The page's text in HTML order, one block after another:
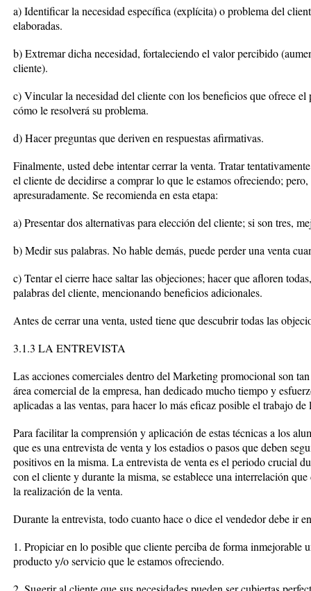
a) Identificar la necesidad específica (explícita) o problema del
elaboradas.
b) Extremar dicha necesidad, fortaleciendo el valor percibido
cliente).
c) Vincular la necesidad del cliente con los beneficios que ofrece
cómo le resolverá su problema.
d) Hacer preguntas que deriven en respuestas afirmativas.
Finalmente, usted debe intentar cerrar la venta. Tratar
el cliente de decidirse a comprar lo que le estamos ofreciendo;
apresuradamente. Se recomienda en esta etapa:
a) Presentar dos alternativas para elección del cliente; si son tres,
b) Medir sus palabras. No hable demás, puede perder una venta
c) Tentar el cierre hace saltar las objeciones; hacer que afloren
palabras del cliente, mencionando beneficios adicionales.
Antes de cerrar una venta, usted tiene que descubrir todas las
3.1.3 LA ENTREVISTA
Las acciones comerciales dentro del Marketing promocional son
área comercial de la empresa, han dedicado mucho tiempo y
aplicadas a las ventas, para hacer lo más eficaz posible el trabajo
Para facilitar la comprensión y aplicación de estas técnicas a los
que es una entrevista de venta y los estadios o pasos que deben
positivos en la misma. La entrevista de venta es el periodo crucial
con el cliente y durante la misma, se establece una interrelación
la realización de la venta.
Durante la entrevista, todo cuanto hace o dice el vendedor debe ir
1. Propiciar en lo posible que cliente perciba de forma inmejorable
producto y/o servicio que le estamos ofreciendo.